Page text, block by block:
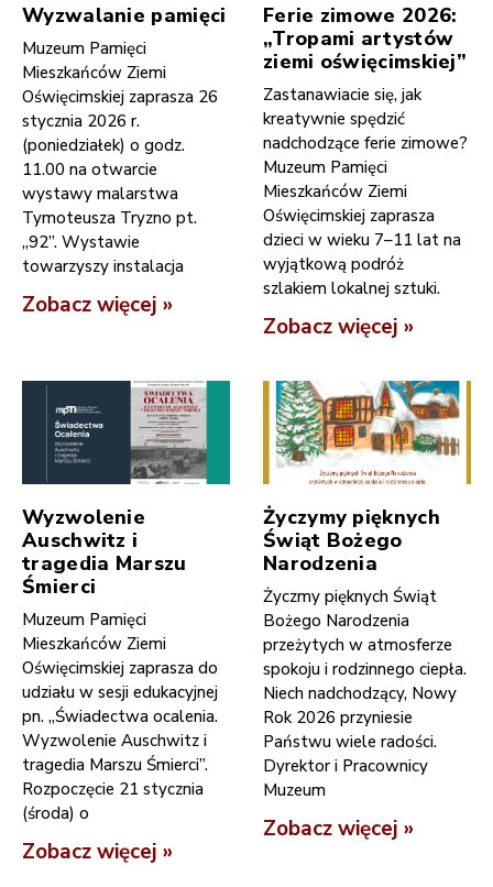
Wyzwalanie pamięci
Muzeum Pamięci
Mieszkańców Ziemi
Oświęcimskiej zaprasza 26
stycznia 2026 r.
(poniedziałek) o godz.
11.00 na otwarcie
wystawy malarstwa
Tymoteusza Tryzno pt.
„92”. Wystawie
towarzyszy instalacja
Zobacz więcej »
Ferie zimowe 2026:
„Tropami artystów
ziemi oświęcimskiej”
Zastanawiacie się, jak
kreatywnie spędzić
nadchodzące ferie zimowe?
Muzeum Pamięci
Mieszkańców Ziemi
Oświęcimskiej zaprasza
dzieci w wieku 7–11 lat na
wyjątkową podróż
szlakiem lokalnej sztuki.
Zobacz więcej »
Wyzwolenie
Auschwitz i
tragedia Marszu
Śmierci
Muzeum Pamięci
Mieszkańców Ziemi
Oświęcimskiej zaprasza do
udziału w sesji edukacyjnej
pn. „Świadectwa ocalenia.
Wyzwolenie Auschwitz i
tragedia Marszu Śmierci”.
Rozpoczęcie 21 stycznia
(środa) o
Zobacz więcej »
Życzymy pięknych
Świąt Bożego
Narodzenia
Życzmy pięknych Świąt
Bożego Narodzenia
przeżytych w atmosferze
spokoju i rodzinnego ciepła.
Niech nadchodzący, Nowy
Rok 2026 przyniesie
Państwu wiele radości.
Dyrektor i Pracownicy
Muzeum
Zobacz więcej »